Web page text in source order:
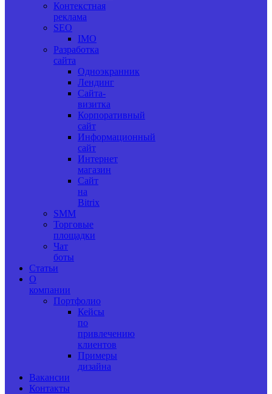
Контекстная
реклама
SEO
IMO
Разработка
сайта
Одноэкранник
Лендинг
Сайта-
визитка
Корпоративный
сайт
Информационный
сайт
Интернет
магазин
Сайт
на
Bitrix
SMM
Торговые
площадки
Чат
боты
Статьи
О
компании
Портфолио
Кейсы
по
привлечению
клиентов
Примеры
дизайна
Вакансии
Контакты